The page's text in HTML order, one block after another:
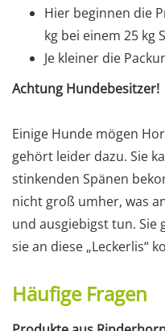
Hier beginnen die
kg bei einem 25 kg
Je kleiner die
Achtung Hundebesitzer!
Einige Hunde mögen
gehört leider dazu. Sie
stinkenden Spänen
nicht groß umher, was
und ausgiebigst tun. Sie
sie an diese „Leckerlis“
Häufige Fragen